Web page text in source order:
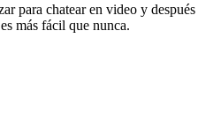
para chatear en video y
más fácil que nunca.